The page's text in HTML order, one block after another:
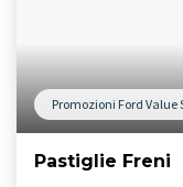
Promozioni Ford Value
Pastiglie Freni